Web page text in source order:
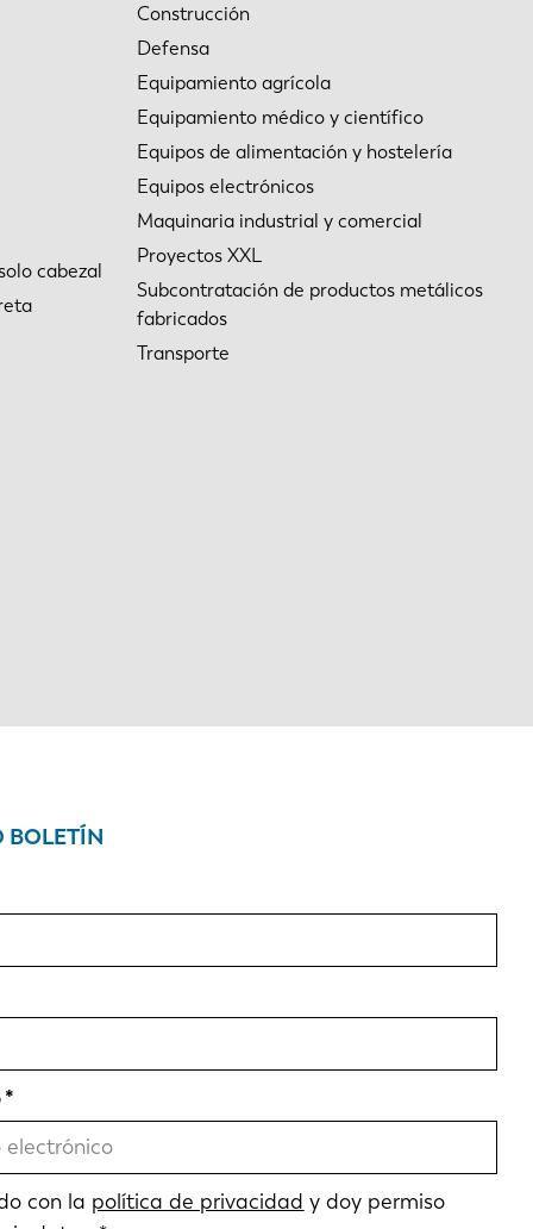
cabezal
Construcción
Defensa
Equipamiento agrícola
Equipamiento médico y científico
Equipos de alimentación y hostelería
Equipos electrónicos
Maquinaria industrial y comercial
Proyectos XXL
Subcontratación de productos metálicos
fabricados
Transporte
BOLETÍN
con la política de privacidad y doy permiso